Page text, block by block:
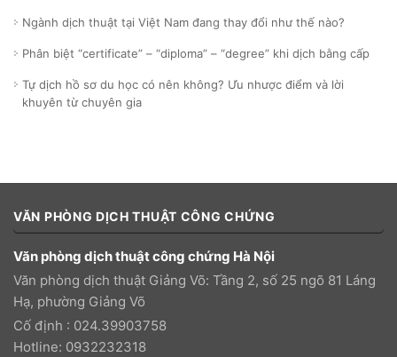
Ngành dịch thuật tại Việt Nam đang thay đổi như thế nào?
Phân biệt “certificate” – “diploma” – “degree” khi dịch bằng cấp
Tự dịch hồ sơ du học có nên không? Ưu nhược điểm và lời
khuyên từ chuyên gia
VĂN PHÒNG DỊCH THUẬT CÔNG CHỨNG
Văn phòng dịch thuật công chứng Hà Nội
Văn phòng dịch thuật Giảng Võ: Tầng 2, số 25 ngõ 81 Láng
Hạ, phường Giảng Võ
Cố định : 024.39903758
Hotline: 0932232318